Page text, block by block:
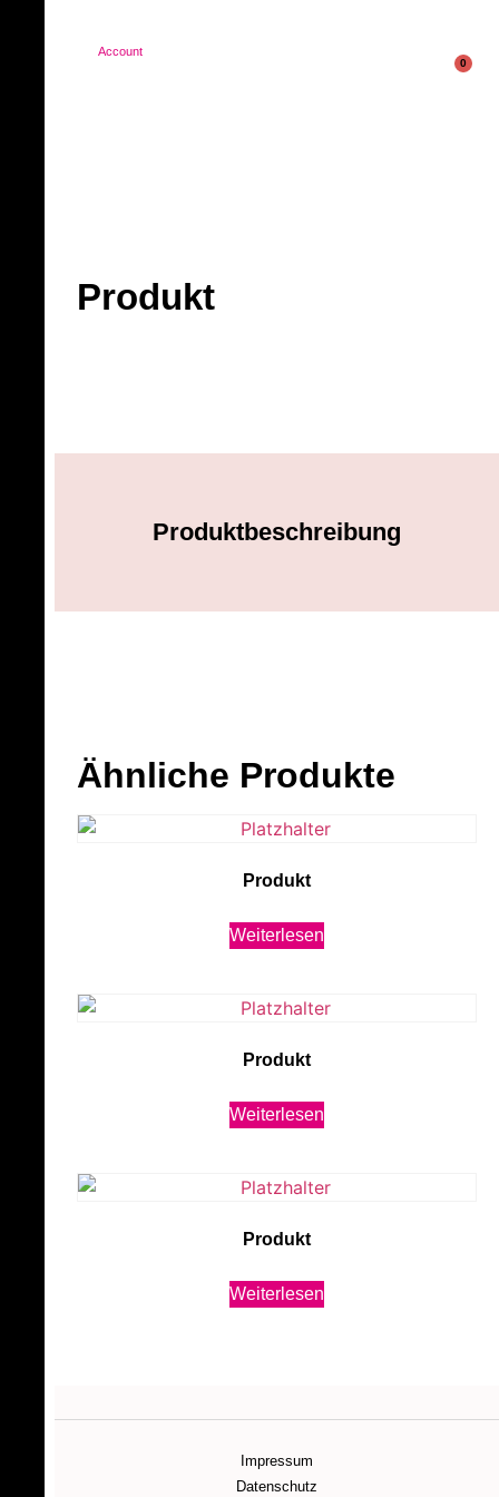
Account
0
Produkt
Produktbeschreibung
Ähnliche Produkte
Produkt
Weiterlesen
Produkt
Weiterlesen
Produkt
Weiterlesen
Impressum
Datenschutz